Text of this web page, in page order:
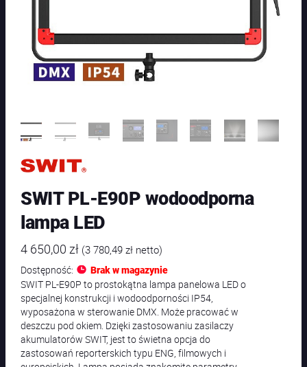
SWIT PL-E90P wodoodporna
lampa LED
4 650,00 zł (3 780,49zł netto)
Dostępność:
Brak w magazynie
SWIT PL-E90P to prostokątna lampa panelowa LED o
specjalnej konstrukcji i wodoodporności IP54,
wyposażona w sterowanie DMX. Może pracować w
deszczu pod okiem. Dzięki zastosowaniu zasilaczy
akumulatorów SWIT, jest to świetna opcja do
zastosowań reporterskich typu ENG, filmowych i